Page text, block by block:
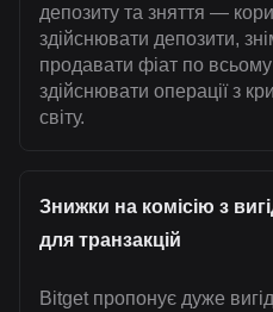
депозиту та зняття —
здійснювати депозити,
продавати фіат по всьому
здійснювати операції з
світу.
Знижки на комісію з
для транзакцій
Bitget пропонує дуже